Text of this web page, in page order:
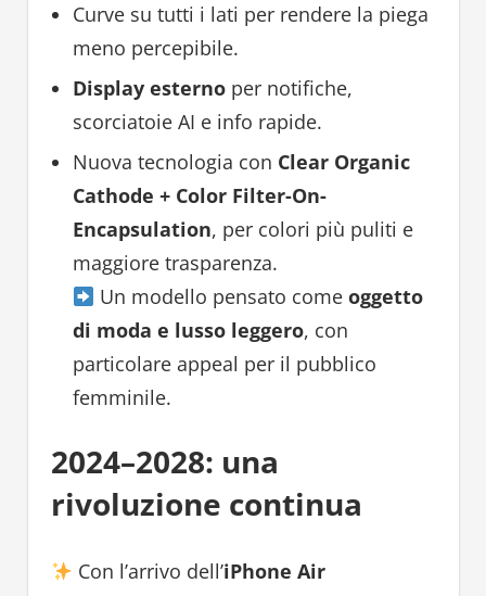
Curve su tutti i lati per rendere la piega
meno percepibile.
Display esternoper notifiche,
scorciatoie AI e info rapide.
Nuova tecnologia con Clear Organic
Cathode + Color Filter-On-
Encapsulation, per colori più puliti e
maggiore trasparenza.
Un modello pensato comeoggetto
di moda e lusso leggero, con
particolare appeal per il pubblico
femminile.
2024–2028: una
rivoluzione continua
Con l’arrivo dell’iPhone Air